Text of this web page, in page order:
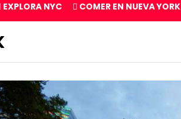
EXPLORA NYC COMER EN NUEVA YORK